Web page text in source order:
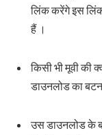
लिंक करेंगे इस
हैं ।
किसी भी मूवी की
डाउनलोड का
उस डाउनलोड के